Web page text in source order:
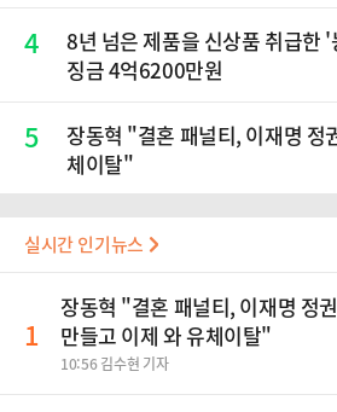
4
8년 넘은 제품을 신상품 취급
징금 4억6200만원
5
장동혁 "결혼 패널티, 이재명 정
체이탈"
실시간 인기뉴스
1
장동혁 "결혼 패널티, 이재명 정
만들고 이제 와 유체이탈"
10:56 김수현 기자